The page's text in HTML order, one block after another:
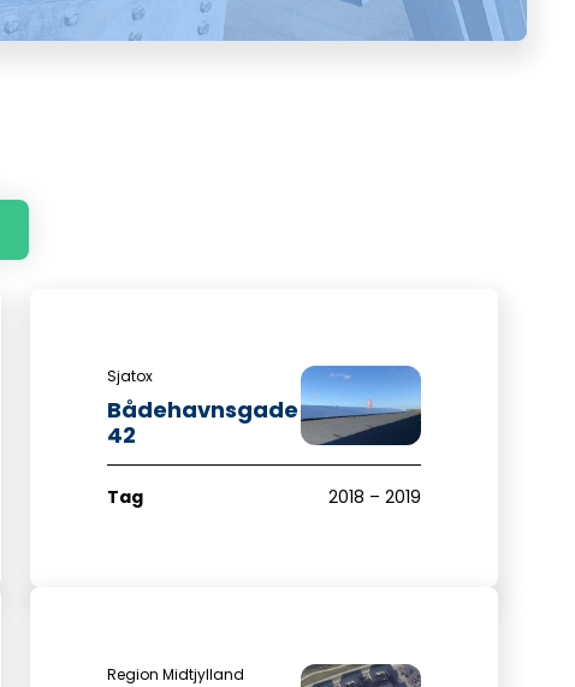
Sjatox
Bådehavnsgade
42
Tag 2018 – 2019
Region Midtjylland